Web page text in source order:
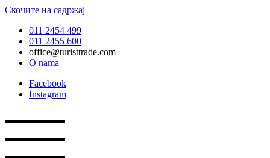
Скочите на садржај
011 2454 499
011 2455 600
office@turisttrade.com
O nama
Facebook
Instagram